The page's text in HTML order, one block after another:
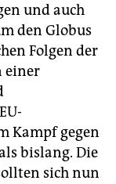
und auch
den Globus
Folgen der
einer
Kampf gegen
bislang. Die
sich nun